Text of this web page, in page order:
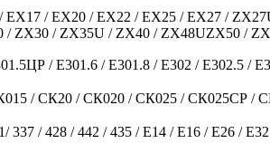
EX17 / EX20 / EX22 / EX25 / EX27 /
/ ZX30 / ZX35U / ZX40 / ZX48UZX50 /
/ Е301.6 / Е301.8 / Е302 / Е302.5 /
/ СК20 / СК020 / СК025 / СК025СР /
337 / 428 / 442 / 435 / Е14 / Е16 / Е26 /